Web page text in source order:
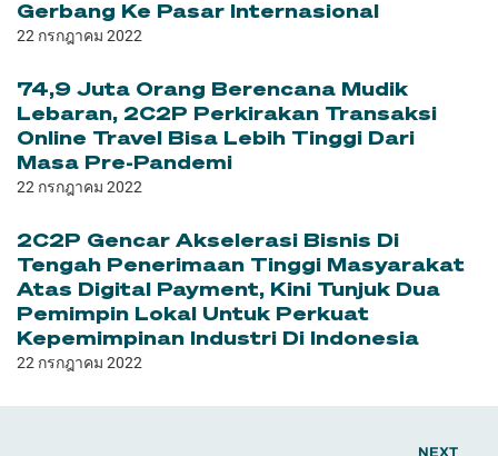
Gerbang Ke Pasar Internasional
22 กรกฎาคม 2022
74,9 Juta Orang Berencana Mudik
Lebaran, 2C2P Perkirakan Transaksi
Online Travel Bisa Lebih Tinggi Dari
Masa Pre-Pandemi
22 กรกฎาคม 2022
2C2P Gencar Akselerasi Bisnis Di
Tengah Penerimaan Tinggi Masyarakat
Atas Digital Payment, Kini Tunjuk Dua
Pemimpin Lokal Untuk Perkuat
Kepemimpinan Industri Di Indonesia
22 กรกฎาคม 2022
NEXT